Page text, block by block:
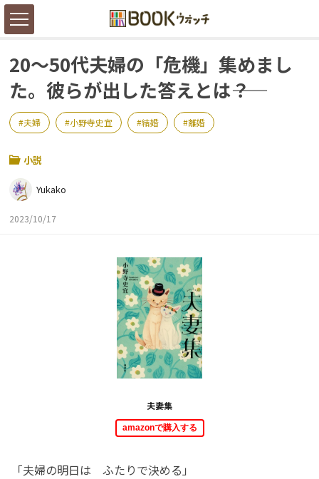
20～50代夫婦の「危機」集めまし
た。彼らが出した答えとは――？
夫婦 小野寺史宜 結婚 離婚
小説
Yukako
2023/10/17
夫妻集
amazonで購入する
「夫婦の明日は ふたりで決める」